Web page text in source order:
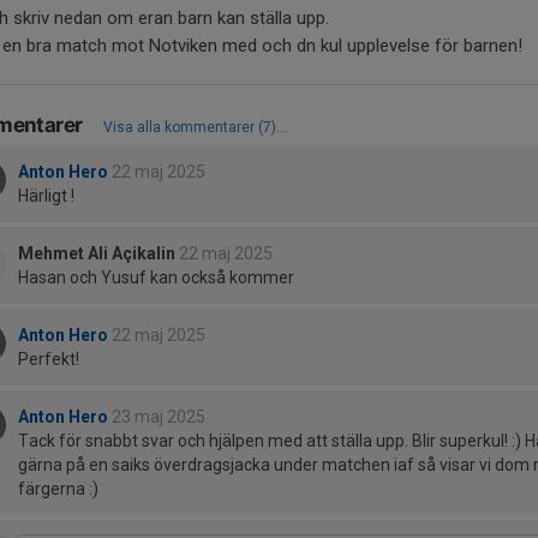
skriv nedan om eran barn kan ställa upp.
bra match mot Notviken med och dn kul upplevelse för barnen!
Visa alla kommentarer (7)...
Anton Hero 22 maj 2025
Härligt !
Mehmet Ali Açikalin 22 maj 2025
Hasan och Yusuf kan också kommer
Anton Hero 22 maj 2025
Perfekt!
Anton Hero 23 maj 2025
Tack för snabbt svar och hjälpen med att ställa upp. Blir superkul! :)
gärna på en saiks överdragsjacka under matchen iaf så visar vi dom
färgerna :)